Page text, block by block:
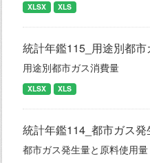
XLSX XLS
統計年鑑115_用途別都
用途別都市ガス消費量
XLSX XLS
統計年鑑114_都市ガス
都市ガス発生量と原料使用量